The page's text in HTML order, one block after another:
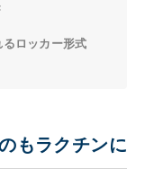
ロッカー形式
もラクチンに